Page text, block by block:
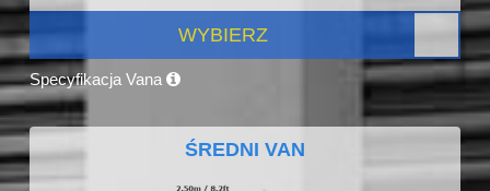
WYBIERZ
Specyfikacja Vana
ŚREDNI VAN